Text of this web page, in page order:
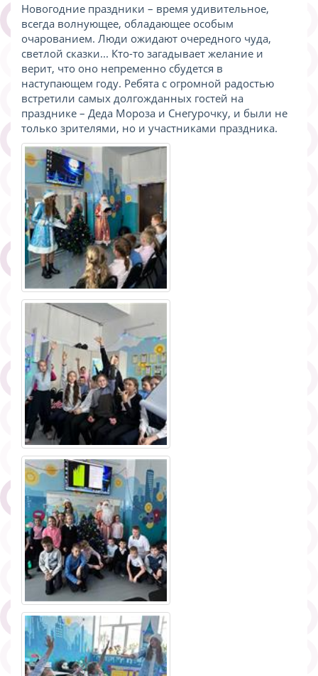
Новогодние праздники – время удивительное,
всегда волнующее, обладающее особым
очарованием. Люди ожидают очередного чуда,
светлой сказки... Кто-то загадывает желание и
верит, что оно непременно сбудется в
наступающем году. Ребята с огромной радостью
встретили самых долгожданных гостей на
празднике – Деда Мороза и Снегурочку, и были не
только зрителями, но и участниками праздника.